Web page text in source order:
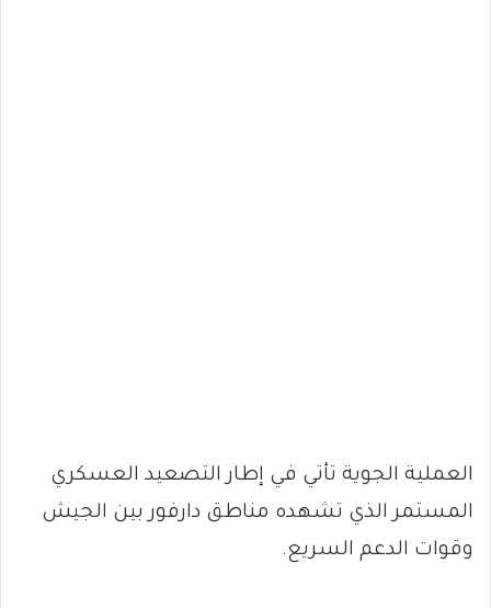
العملية الجوية تأتي في إطار التصعيد العسكري
المستمر الذي تشهده مناطق دارفور بين الجيش
وقوات الدعم السريع.